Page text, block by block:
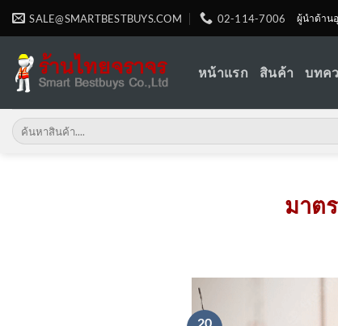
Skip
SALE@SMARTBESTBUYS.COM 02-114-7006 ผู้นำด้าน
หน้าแรก สินค้า บทค
Search
for:
มาต
20